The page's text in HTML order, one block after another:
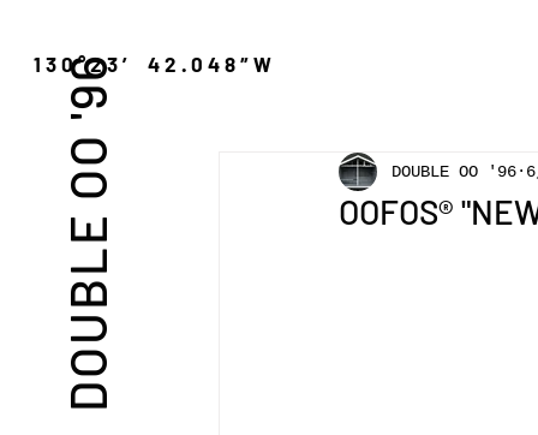
DOUBLE OO '96 OOFOS®
DOUBLE OO '96
130°23′ 42.048″W